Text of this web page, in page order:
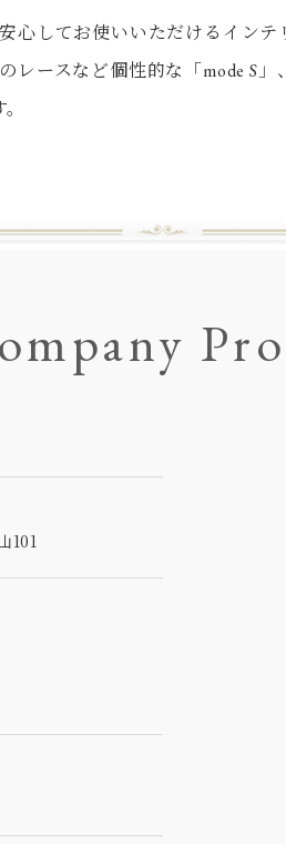
してお使いいただけるインテ
ースなど個性的な「mode S
101